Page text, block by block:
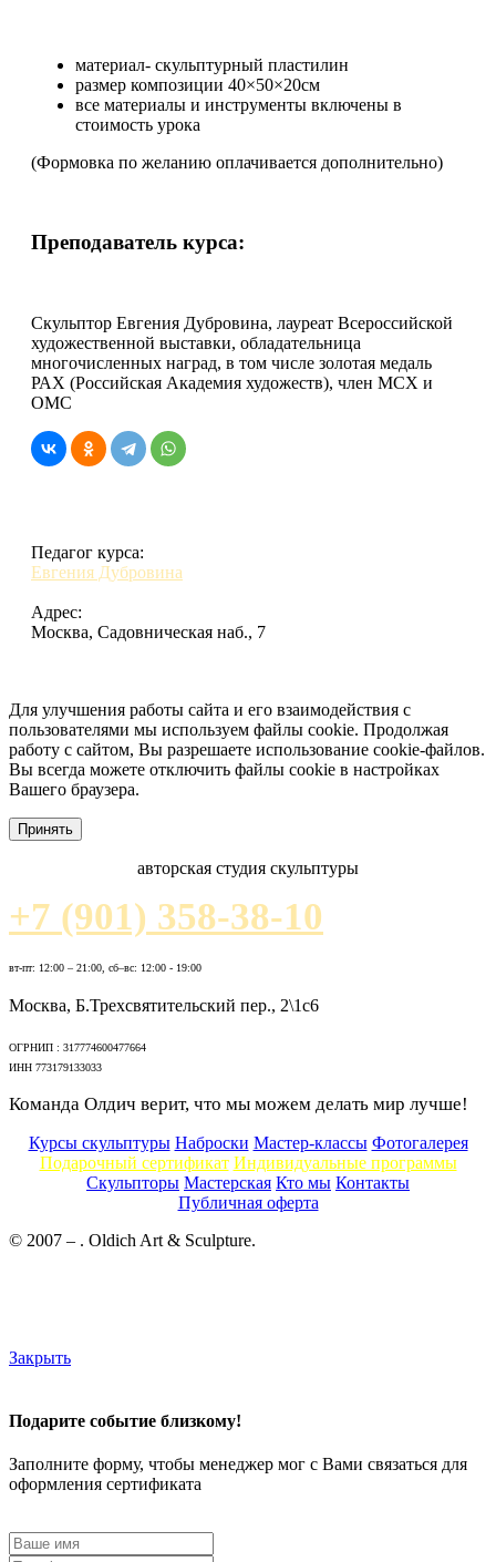
материал- скульптурный пластилин
размер композиции 40×50×20см
все материалы и инструменты включены в
стоимость урока
(Формовка по желанию оплачивается дополнительно)
Преподаватель курса:
Скульптор Евгения Дубровина, лауреат Всероссийской
художественной выставки, обладательница
многочисленных наград, в том числе золотая медаль
РАХ (Российская Академия художеств), член МСХ и
ОМС
Педагог курса:
Евгения Дубровина
Адрес:
Москва, Садовническая наб., 7
Для улучшения работы сайта и его взаимодействия с
пользователями мы используем файлы cookie. Продолжая
работу с сайтом, Вы разрешаете использование cookie-файлов.
Вы всегда можете отключить файлы cookie в настройках
Вашего браузера.
Принять
авторская студия скульптуры
+7 (901) 358-38-10
вт-пт: 12:00 – 21:00, сб–вс: 12:00 - 19:00
Москва, Б.Трехсвятительский пер., 2\1с6
ОГРНИП : 317774600477664
ИНН 773179133033
Команда Олдич верит, что мы можем делать мир лучше!
Курсы скульптуры Наброски Мастер-классы Фотогалерея
Подарочный сертификат Индивидуальные программы
Скульпторы Мастерская Кто мы Контакты
Публичная оферта
© 2007 – . Oldich Art & Sculpture.
Закрыть
Подарите событие близкому!
Заполните форму, чтобы менеджер мог с Вами связаться для
оформления сертификата